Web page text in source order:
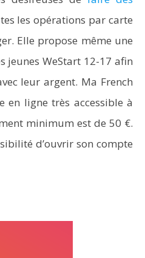
les opérations par carte
Elle propose même une
jeunes WeStart 12-17 afin
leur argent. Ma French
en ligne très accessible à
minimum est de 50 €.
d’ouvrir son compte